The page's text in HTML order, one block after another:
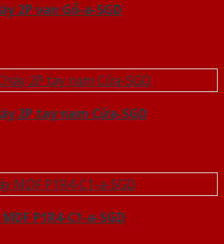
2P van Gỗ-a-SGD
2P tay nam Cửa-SGD
P1R4-C1-a-SGD